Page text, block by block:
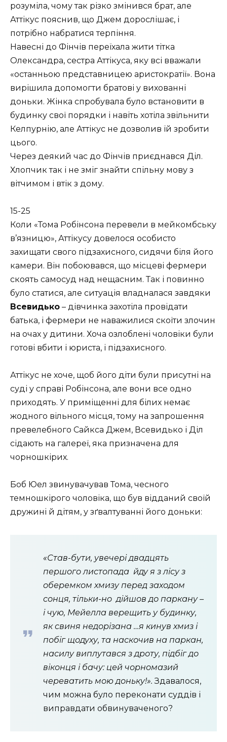
розуміла, чому так різко змінився брат, але
Аттікус пояснив, що Джем дорослішає, і
потрібно набратися терпіння.
Навесні до Фінчів переїхала жити тітка
Олександра, сестра Аттікуса, яку всі вважали
«останньою представницею аристократії». Вона
вирішила допомогти братові у вихованні
доньки. Жінка спробувала було встановити в
будинку свої порядки і навіть хотіла звільнити
Келпурнію, але Аттікус не дозволив їй зробити
цього.
Через деякий час до Фінчів приєднався Діл.
Хлопчик так і не зміг знайти спільну мову з
вітчимом і втік з дому.
15-25
Коли «Тома Робінсона перевели в мейкомбську
в’язницю», Аттікусу довелося особисто
захищати свого підзахисного, сидячи біля його
камери. Він побоювався, що місцеві фермери
скоять самосуд над нещасним. Так і повинно
було статися, але ситуація владналася завдяки
Всевидько – дівчинка захотіла провідати
батька, і фермери не наважилися скоїти злочин
на очах у дитини. Хоча озлоблені чоловіки були
готові вбити і юриста, і підзахисного.
Аттікус не хоче, щоб його діти були присутні на
суді у справі Робінсона, але вони все одно
приходять. У приміщенні для білих немає
жодного вільного місця, тому на запрошення
превелебного Сайкса Джем, Всевидько і Діл
сідають на галереї, яка призначена для
чорношкірих.
Боб Юел звинувачував Тома, чесного
темношкірого чоловіка, що був відданий своїй
дружині й дітям, у зґвалтуванні його доньки:
«Став-бути, увечері двадцять
першого листопада йду я з лісу з
оберемком хмизу перед заходом
сонця, тільки-но дійшов до паркану –
і чую, Мейелла верещить у будинку,
як свиня недорізана …я кинув хмиз і
побіг щодуху, та наскочив на паркан,
насилу виплутався з дроту, підбіг до
віконця і бачу: цей чорномазий
череватить мою доньку!». Здавалося,
чим можна було переконати суддів і
виправдати обвинуваченого?